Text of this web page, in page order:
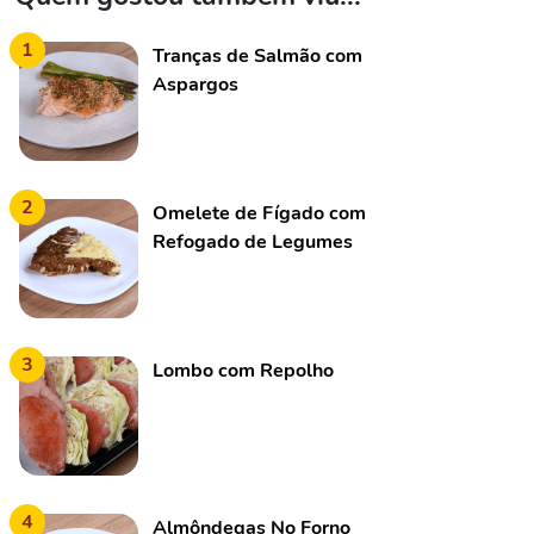
1
Tranças de Salmão com
Aspargos
2
Omelete de Fígado com
Refogado de Legumes
3 Lombo com Repolho
4 Almôndegas No Forno